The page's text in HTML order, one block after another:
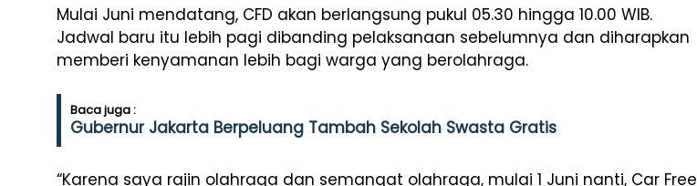
Mulai Juni mendatang, CFD akan berlangsung pukul 05.30 hingga 10.00 WIB.
Jadwal baru itu lebih pagi dibanding pelaksanaan sebelumnya dan diharapkan
memberi kenyamanan lebih bagi warga yang berolahraga.
Baca juga :
Gubernur Jakarta Berpeluang Tambah Sekolah Swasta Gratis
“Karena saya rajin olahraga dan semangat olahraga, mulai 1 Juni nanti, Car Free